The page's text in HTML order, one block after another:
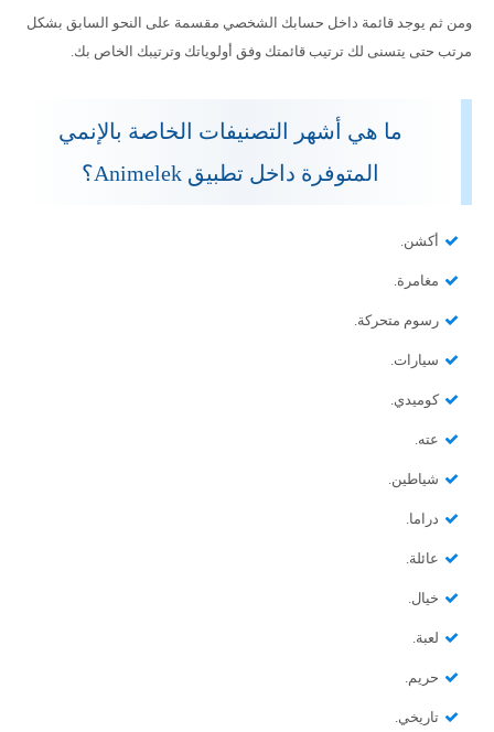
ومن ثم يوجد قائمة داخل حسابك الشخصي مقسمة على النحو السابق بشكل
مرتب حتى يتسنى لك ترتيب قائمتك وفق أولوياتك وترتيبك الخاص بك.
ما هي أشهر التصنيفات الخاصة بالإنمي
المتوفرة داخل تطبيق Animelek؟
أكشن.
مغامرة.
رسوم متحركة.
سيارات.
كوميدي.
عته.
شياطين.
دراما.
عائلة.
خيال.
لعبة.
حريم.
تاريخي.